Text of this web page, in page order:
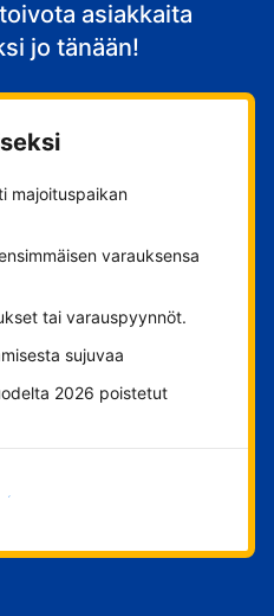
asiakkaita
jo tänään!
majoituspaikan
varauksensa
tai varauspyynnöt.
sujuvaa
2026 poistetut